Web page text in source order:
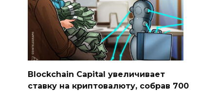
Blockchain Capital увеличивает
ставку на криптовалюту, собрав 700